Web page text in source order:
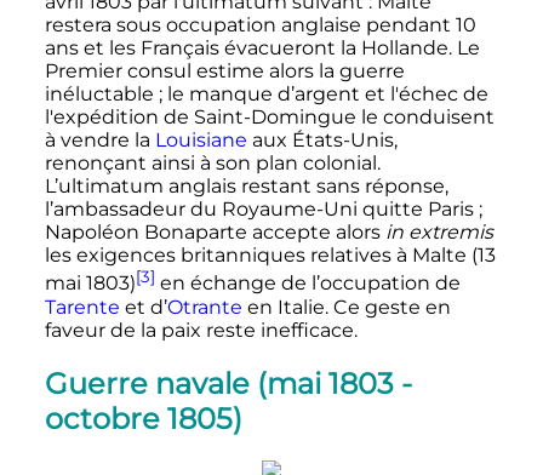
restera sous occupation anglaise pendant 10
ans et les Français évacueront la Hollande. Le
Premier consul estime alors la guerre
inéluctable ; le manque d’argent et l'échec de
l'expédition de Saint-Domingue le conduisent
à vendre la Louisiane aux États-Unis,
renonçant ainsi à son plan colonial.
L’ultimatum anglais restant sans réponse,
l’ambassadeur du Royaume-Uni quitte Paris ;
Napoléon Bonaparte accepte alors in extremis
les exigences britanniques relatives à Malte (13
mai 1803)[3] en échange de l’occupation de
Tarente et d’Otrante en Italie. Ce geste en
faveur de la paix reste inefficace.
Guerre navale (mai 1803 -
octobre 1805)